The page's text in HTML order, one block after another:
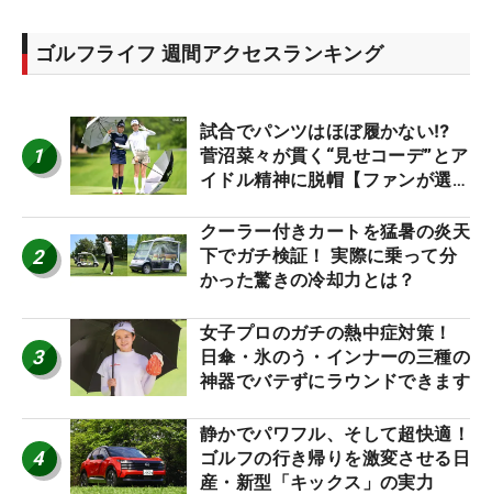
ゴルフライフ 週間アクセスランキング
1
試合でパンツはほぼ履かない⁉
菅沼菜々が貫く“見せコーデ”とア
イドル精神に脱帽【ファンが選ぶ
2
クーラー付きカートを猛暑の炎天
下でガチ検証！ 実際に乗って分
かった驚きの冷却力とは？
3
女子プロのガチの熱中症対策！
日傘・氷のう・インナーの三種の
神器でバテずにラウンドできます
4
静かでパワフル、そして超快適！
ゴルフの行き帰りを激変させる日
産・新型「キックス」の実力